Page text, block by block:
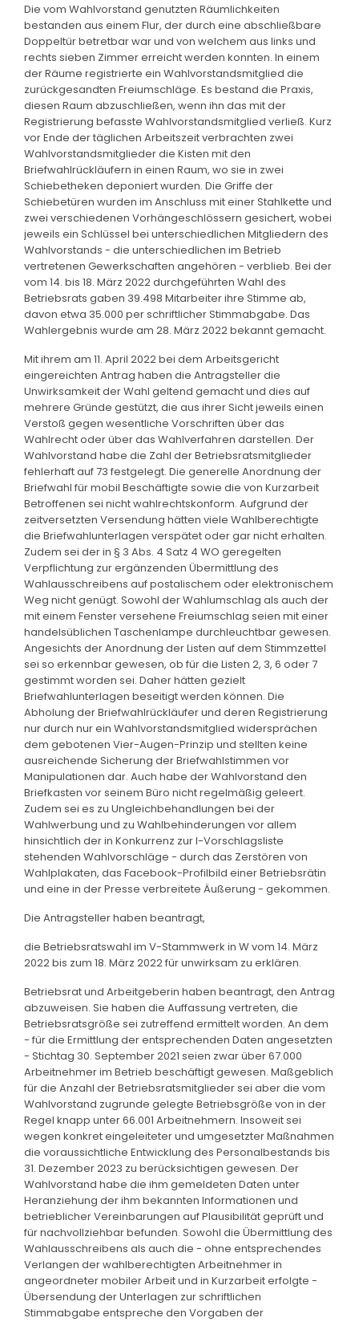
Die vom Wahlvorstand genutzten Räumlichkeiten
bestanden aus einem Flur, der durch eine abschließbare
Doppeltür betretbar war und von welchem aus links und
rechts sieben Zimmer erreicht werden konnten. In einem
der Räume registrierte ein Wahlvorstandsmitglied die
zurückgesandten Freiumschläge. Es bestand die Praxis,
diesen Raum abzuschließen, wenn ihn das mit der
Registrierung befasste Wahlvorstandsmitglied verließ. Kurz
vor Ende der täglichen Arbeitszeit verbrachten zwei
Wahlvorstandsmitglieder die Kisten mit den
Briefwahlrückläufern in einen Raum, wo sie in zwei
Schiebetheken deponiert wurden. Die Griffe der
Schiebetüren wurden im Anschluss mit einer Stahlkette und
zwei verschiedenen Vorhängeschlössern gesichert, wobei
jeweils ein Schlüssel bei unterschiedlichen Mitgliedern des
Wahlvorstands - die unterschiedlichen im Betrieb
vertretenen Gewerkschaften angehören - verblieb. Bei der
vom 14. bis 18. März 2022 durchgeführten Wahl des
Betriebsrats gaben 39.498 Mitarbeiter ihre Stimme ab,
davon etwa 35.000 per schriftlicher Stimmabgabe. Das
Wahlergebnis wurde am 28. März 2022 bekannt gemacht.
Mit ihrem am 11. April 2022 bei dem Arbeitsgericht
eingereichten Antrag haben die Antragsteller die
Unwirksamkeit der Wahl geltend gemacht und dies auf
mehrere Gründe gestützt, die aus ihrer Sicht jeweils einen
Verstoß gegen wesentliche Vorschriften über das
Wahlrecht oder über das Wahlverfahren darstellen. Der
Wahlvorstand habe die Zahl der Betriebsratsmitglieder
fehlerhaft auf 73 festgelegt. Die generelle Anordnung der
Briefwahl für mobil Beschäftigte sowie die von Kurzarbeit
Betroffenen sei nicht wahlrechtskonform. Aufgrund der
zeitversetzten Versendung hätten viele Wahlberechtigte
die Briefwahlunterlagen verspätet oder gar nicht erhalten.
Zudem sei der in § 3 Abs. 4 Satz 4 WO geregelten
Verpflichtung zur ergänzenden Übermittlung des
Wahlausschreibens auf postalischem oder elektronischem
Weg nicht genügt. Sowohl der Wahlumschlag als auch der
mit einem Fenster versehene Freiumschlag seien mit einer
handelsüblichen Taschenlampe durchleuchtbar gewesen.
Angesichts der Anordnung der Listen auf dem Stimmzettel
sei so erkennbar gewesen, ob für die Listen 2, 3, 6 oder 7
gestimmt worden sei. Daher hätten gezielt
Briefwahlunterlagen beseitigt werden können. Die
Abholung der Briefwahlrückläufer und deren Registrierung
nur durch nur ein Wahlvorstandsmitglied widersprächen
dem gebotenen Vier-Augen-Prinzip und stellten keine
ausreichende Sicherung der Briefwahlstimmen vor
Manipulationen dar. Auch habe der Wahlvorstand den
Briefkasten vor seinem Büro nicht regelmäßig geleert.
Zudem sei es zu Ungleichbehandlungen bei der
Wahlwerbung und zu Wahlbehinderungen vor allem
hinsichtlich der in Konkurrenz zur I-Vorschlagsliste
stehenden Wahlvorschläge - durch das Zerstören von
Wahlplakaten, das Facebook-Profilbild einer Betriebsrätin
und eine in der Presse verbreitete Äußerung - gekommen.
Die Antragsteller haben beantragt,
die Betriebsratswahl im V-Stammwerk in W vom 14. März
2022 bis zum 18. März 2022 für unwirksam zu erklären.
Betriebsrat und Arbeitgeberin haben beantragt, den Antrag
abzuweisen. Sie haben die Auffassung vertreten, die
Betriebsratsgröße sei zutreffend ermittelt worden. An dem
- für die Ermittlung der entsprechenden Daten angesetzten
- Stichtag 30. September 2021 seien zwar über 67.000
Arbeitnehmer im Betrieb beschäftigt gewesen. Maßgeblich
für die Anzahl der Betriebsratsmitglieder sei aber die vom
Wahlvorstand zugrunde gelegte Betriebsgröße von in der
Regel knapp unter 66.001 Arbeitnehmern. Insoweit sei
wegen konkret eingeleiteter und umgesetzter Maßnahmen
die voraussichtliche Entwicklung des Personalbestands bis
31. Dezember 2023 zu berücksichtigen gewesen. Der
Wahlvorstand habe die ihm gemeldeten Daten unter
Heranziehung der ihm bekannten Informationen und
betrieblicher Vereinbarungen auf Plausibilität geprüft und
für nachvollziehbar befunden. Sowohl die Übermittlung des
Wahlausschreibens als auch die - ohne entsprechendes
Verlangen der wahlberechtigten Arbeitnehmer in
angeordneter mobiler Arbeit und in Kurzarbeit erfolgte -
Übersendung der Unterlagen zur schriftlichen
Stimmabgabe entspreche den Vorgaben der